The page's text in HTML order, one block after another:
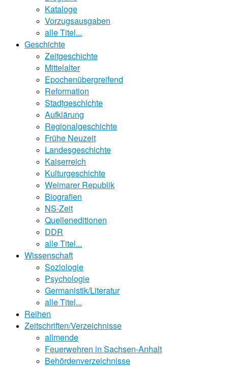
Kataloge
Vorzugsausgaben
alle Titel...
Geschichte
Zeitgeschichte
Mittelalter
Epochenübergreifend
Reformation
Stadtgeschichte
Aufklärung
Regionalgeschichte
Frühe Neuzeit
Landesgeschichte
Kaiserreich
Kulturgeschichte
Weimarer Republik
Biografien
NS-Zeit
Quelleneditionen
DDR
alle Titel...
Wissenschaft
Soziologie
Psychologie
Germanistik/Literatur
alle Titel...
Reihen
Zeitschriften/Verzeichnisse
allmende
Feuerwehren in Sachsen-Anhalt
Behördenverzeichnisse